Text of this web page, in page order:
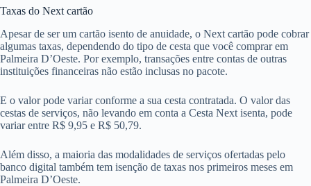
Taxas do Next cartão
Apesar de ser um cartão isento de anuidade, o Next cartão pode cobrar
algumas taxas, dependendo do tipo de cesta que você comprar em
Palmeira D’Oeste. Por exemplo, transações entre contas de outras
instituições financeiras não estão inclusas no pacote.
E o valor pode variar conforme a sua cesta contratada. O valor das
cestas de serviços, não levando em conta a Cesta Next isenta, pode
variar entre R$ 9,95 e R$ 50,79.
Além disso, a maioria das modalidades de serviços ofertadas pelo
banco digital também tem isenção de taxas nos primeiros meses em
Palmeira D’Oeste.